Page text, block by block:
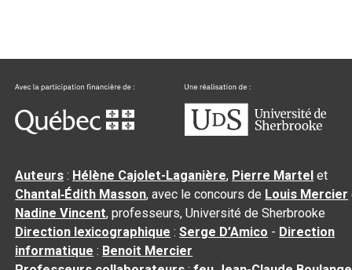
Auteurs : Hélène Cajolet-Laganière, Pierre Martel et
Chantal‑Édith Masson, avec le concours de Louis Mercier
Nadine Vincent, professeurs, Université de Sherbrooke
Direction lexicographique :Serge D’Amico - Direction
informatique : Benoit Mercier